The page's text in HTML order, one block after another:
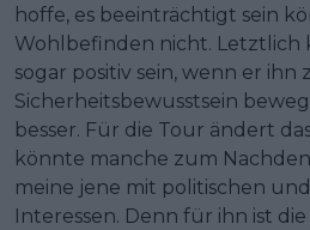
hoffe, es beeinträchtigt sein
Wohlbefinden nicht. Letztlich
sogar positiv sein, wenn er ihn
Sicherheitsbewusstsein
besser. Für die Tour ändert
könnte manche zum
meine jene mit politischen
Interessen. Denn für ihn ist